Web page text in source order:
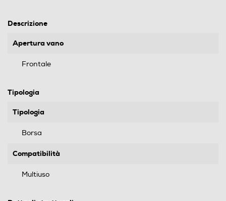
Descrizione
Apertura vano
Frontale
Tipologia
Tipologia
Borsa
Compatibilità
Multiuso